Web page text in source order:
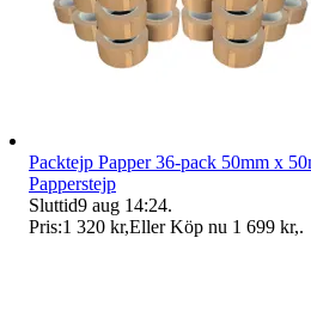
Packtejp Papper 36-pack 50mm x
Papperstejp
Sluttid9 aug 14:24.
Pris:1 320 kr,Eller Köp nu 1 699 kr,.